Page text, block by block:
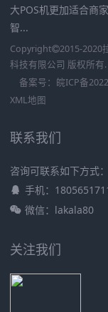
大POS机更加适合商
智...
Copyright 2015-2020
科技有限公司 版权所有.
备案号： 皖ICP备
XML地图
联系我们
咨询可联系如下方式：
手机：
微信：lakala80
关注我们